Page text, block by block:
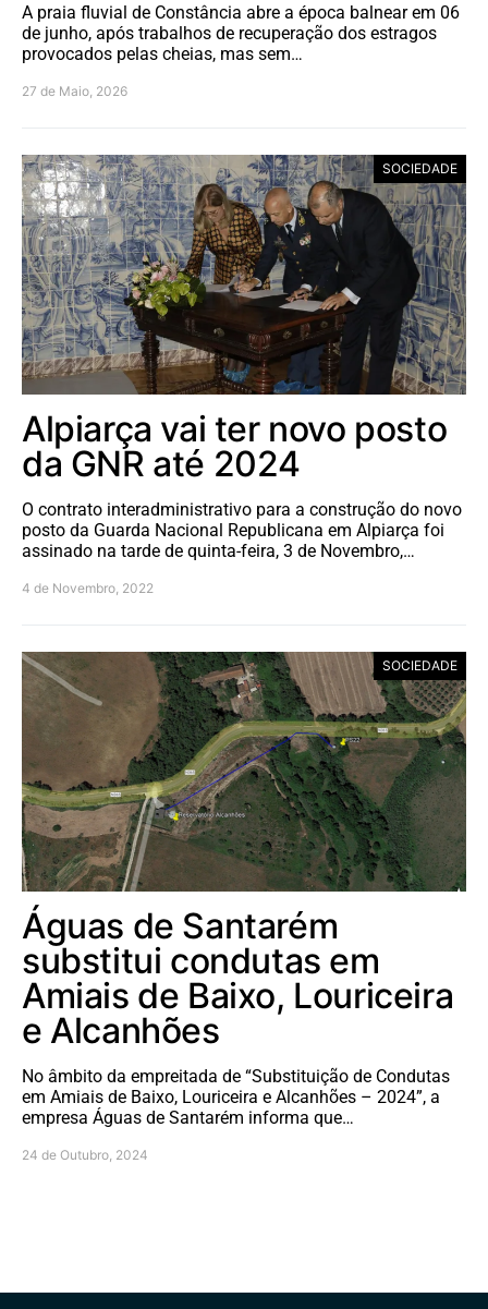
A praia fluvial de Constância abre a época balnear em 06
de junho, após trabalhos de recuperação dos estragos
provocados pelas cheias, mas sem…
27 de Maio, 2026
SOCIEDADE
Alpiarça vai ter novo posto
da GNR até 2024
O contrato interadministrativo para a construção do novo
posto da Guarda Nacional Republicana em Alpiarça foi
assinado na tarde de quinta-feira, 3 de Novembro,…
4 de Novembro, 2022
SOCIEDADE
Águas de Santarém
substitui condutas em
Amiais de Baixo, Louriceira
e Alcanhões
No âmbito da empreitada de “Substituição de Condutas
em Amiais de Baixo, Louriceira e Alcanhões – 2024”, a
empresa Águas de Santarém informa que…
24 de Outubro, 2024